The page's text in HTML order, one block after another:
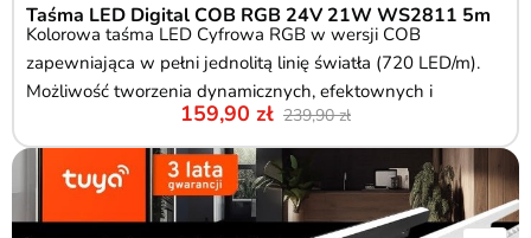
Taśma LED Digital COB RGB 24V 21W WS2811 5m
Kolorowa taśma LED Cyfrowa RGB w wersji COB
zapewniająca w pełni jednolitą linię światła (720 LED/m).
Możliwość tworzenia dynamicznych, efektownych i
wielokolorowych animacji.
159,90 239,90